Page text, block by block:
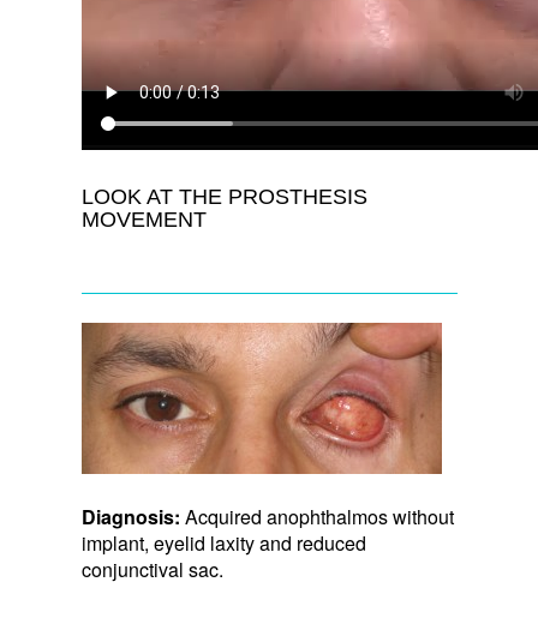
LOOK AT THE PROSTHESIS
MOVEMENT
Diagnosis: Acquired anophthalmos without
implant, eyelid laxity and reduced
conjunctival sac.